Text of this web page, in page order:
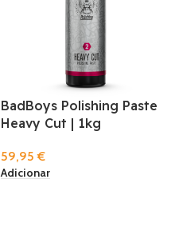
BadBoys Polishing Paste
Heavy Cut | 1kg
59,95€
Adicionar